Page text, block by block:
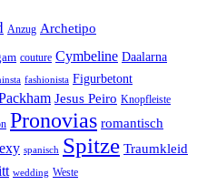
Anzug Archetipo
couture Cymbeline Daalarna
fashionista Figurbetont
Jesus Peiro Knopfleiste
Pronovias romantisch
spanisch Spitze Traumkleid
wedding Weste